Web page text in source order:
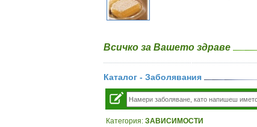
Всичко за Вашето здраве
Каталог - Заболявания
Категория: ЗАВИСИМОСТИ